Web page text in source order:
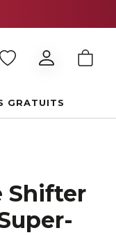
GRATUITS
Shifter